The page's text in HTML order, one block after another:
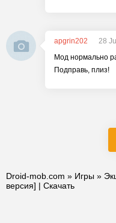
apgrin202
28
Мод нормально
Подправь, плиз!
Droid-mob.com » Игры »
версия] | Скачать